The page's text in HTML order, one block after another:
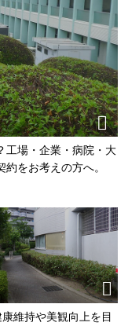
工場・企業・病院・大
をお考えの方へ。
維持や美観向上を目